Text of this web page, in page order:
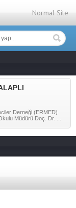
Normal Site
Derneği (ERMED)
Müdürü Doç. Dr. ...